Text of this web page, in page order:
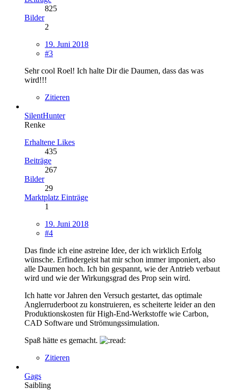
825
Bilder
2
19. Juni 2018
#3
Sehr cool Roel! Ich halte Dir die Daumen, dass das was
wird!!!
Zitieren
SilentHunter
Renke
Erhaltene Likes
435
Beiträge
267
Bilder
29
Marktplatz Einträge
1
19. Juni 2018
#4
Das finde ich eine astreine Idee, der ich wirklich Erfolg
wünsche. Erfindergeist hat mir schon immer imponiert, also
alle Daumen hoch. Ich bin gespannt, wie der Antrieb verbaut
wird und wie der Wirkungsgrad des Prop sein wird.
Ich hatte vor Jahren den Versuch gestartet, das optimale
Anglerruderboot zu konstruieren, es scheiterte leider an den
Produktionskosten für High-End-Werkstoffe wie Carbon,
CAD Software und Strömungssimulation.
Spaß hätte es gemacht.
Zitieren
Gags
Saibling